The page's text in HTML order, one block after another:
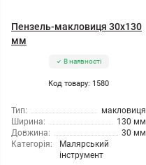
Пензель-макловиця 30x130
мм
В наявності
Код товару: 1580
Тип:
макловиця
Ширина:
130 мм
Довжина:
30 мм
Категорія:
Малярський
інструмент